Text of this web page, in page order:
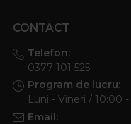
CONTACT
Telefon:
0377 101 525
Program de lucru:
Luni - Vineri / 10:00 -
Email: